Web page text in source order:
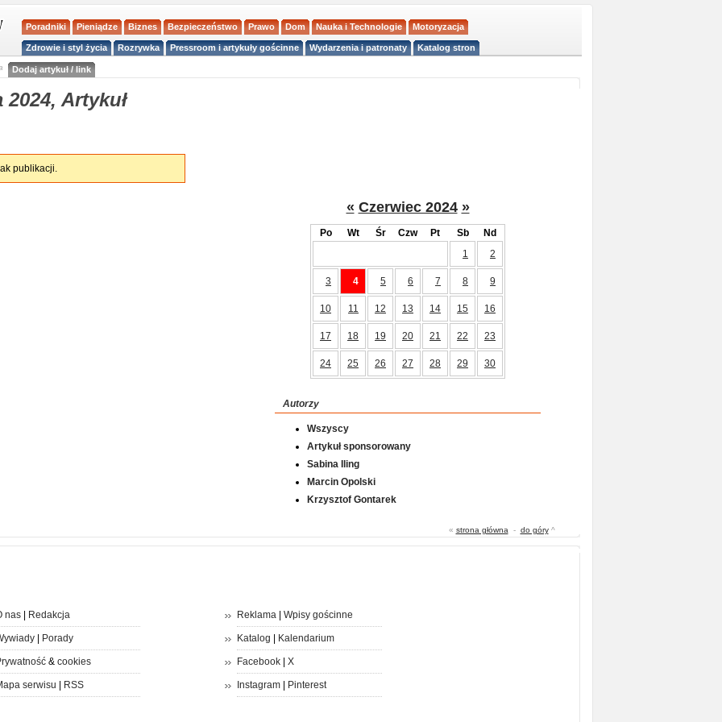
Poradniki Pieniądze Biznes Bezpieczeństwo Prawo Dom Nauka i Technologie Motoryzacja
Zdrowie i styl życia Rozrywka Pressroom i artykuły gościnne Wydarzenia i patronaty Katalog stron
Dodaj artykuł / link
Artykuł
publikacji.
« Czerwiec 2024 »
Po Wt Śr Czw Pt Sb
Nd
1
2
3 4 5 6 7 8 9
10 11 12 13 14 15 16
17 18 19 20 21 22 23
24 25 26 27 28 29 30
Autorzy
Wszyscy
Artykuł sponsorowany
Sabina Iling
Marcin Opolski
Krzysztof Gontarek
« strona główna - do góry^
nas| Redakcja
| Porady
& cookies
serwisu RSS
Reklama| Wpisy gościnne
Katalog Kalendarium
Facebook| X
Instagram| Pinterest